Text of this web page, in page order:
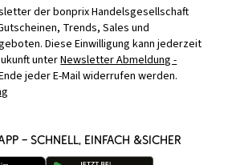
der bonprix Handelsgesellschaft
Trends, Sales und
Diese Einwilligung kann jederzeit
unterNewsletter Abmeldung -
jeder E-Mail widerrufen werden.
– SCHNELL, EINFACH &SICHER